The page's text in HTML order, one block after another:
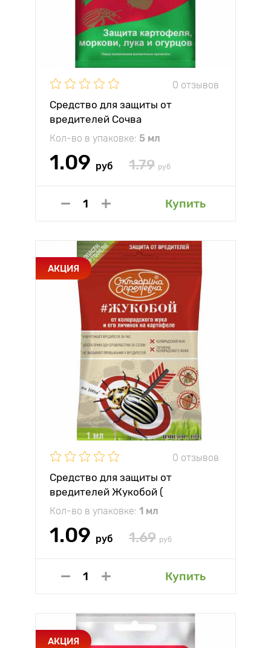
0 отзывов
Средство для защиты от
вредителей Сочва
Кол-во в упаковке: 5 мл
1.09 руб 1.79 руб
Купить
АКЦИЯ
0 отзывов
Средство для защиты от
вредителей Жукобой (
Имидор,ВРК)
Кол-во в упаковке: 1 мл
1.09 руб 1.69 руб
Купить
АКЦИЯ